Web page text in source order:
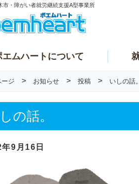
市・障がい者就労継続支援A型事業所
エムハートについて
ージ > お知らせ > 投稿 > いしの話。
の話。
9月16日